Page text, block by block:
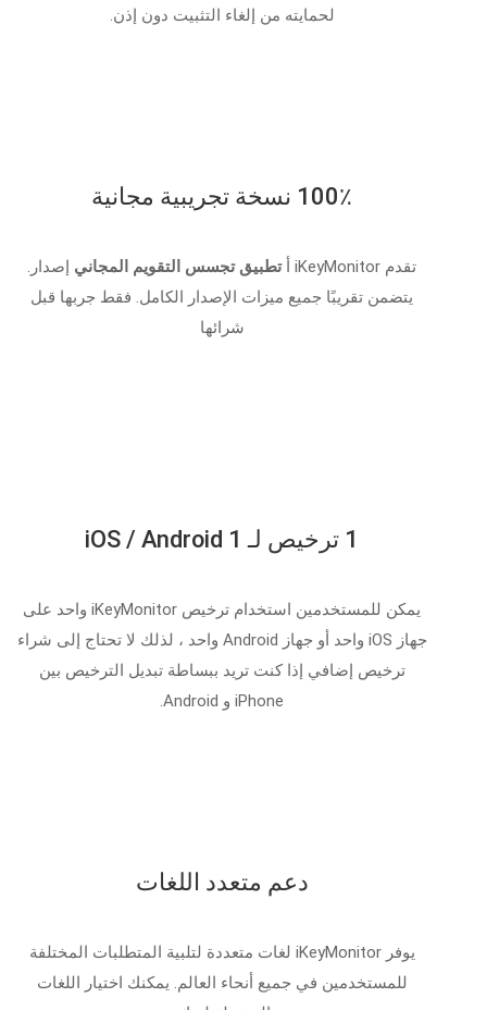
لحمايته من إلغاء التثبيت دون إذن.
100٪ نسخة تجريبية مجانية
تقدم iKeyMonitor أ تطبيق تجسس التقويم المجاني إصدار.
يتضمن تقريبًا جميع ميزات الإصدار الكامل. فقط جربها قبل
شرائها
1 ترخيص لـ 1 iOS / Android
يمكن للمستخدمين استخدام ترخيص iKeyMonitor واحد على
جهاز iOS واحد أو جهاز Android واحد ، لذلك لا تحتاج إلى شراء
ترخيص إضافي إذا كنت تريد ببساطة تبديل الترخيص بين
iPhone و Android.
دعم متعدد اللغات
يوفر iKeyMonitor لغات متعددة لتلبية المتطلبات المختلفة
للمستخدمين في جميع أنحاء العالم. يمكنك اختيار اللغات